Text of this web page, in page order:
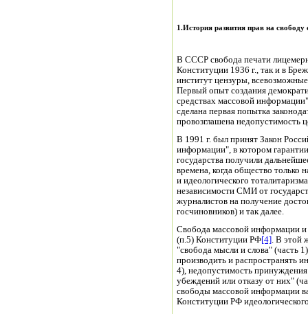
1.История развития прав на свободу
В СССР свобода печати
Конституции 1936 г., так и в
институт цензуры,
Первый опыт создания
средствах массовой
сделана первая попытка
провозглашена недопустимость
В 1991 г. был принят Закон
информации", в котором
государства получили
времена, когда общество только
и идеологического
независимости СМИ от
журналистов на получение
госчиновников) и так далее.
Свобода массовой информации и
(п.5) Конституции РФ[4]. В этой
"свобода мысли и слова" (часть
производить и распространять
4), недопустимость
убеждений или отказу от них"
свободы массовой информации
Конституции РФ